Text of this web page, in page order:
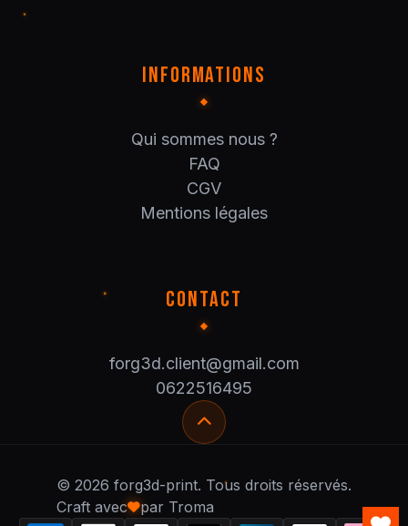
INFORMATIONS
Qui sommes nous ?
FAQ
CGV
Mentions légales
CONTACT
forg3d.client@gmail.com
0622516495
© 2026 forg3d-print. Tous droits réservés.
Craft avec
par Troma